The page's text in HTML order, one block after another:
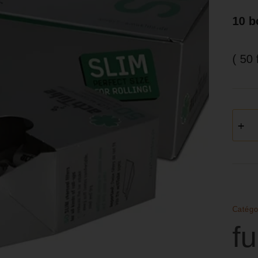
10
( 50